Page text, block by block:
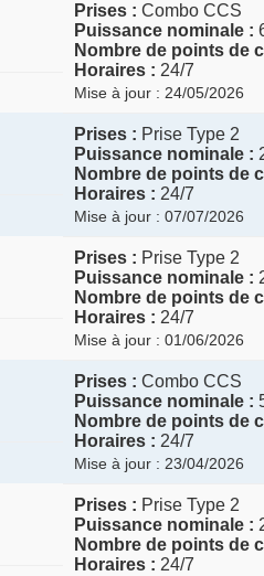
Prises : Combo CCS
Puissance nominale :
Nombre de points de
Horaires : 24/7
Mise à jour : 24/05/2026
Prises : Prise Type 2
Puissance nominale :
Nombre de points de
Horaires : 24/7
Mise à jour : 07/07/2026
Prises : Prise Type 2
Puissance nominale :
Nombre de points de
Horaires : 24/7
Mise à jour : 01/06/2026
Prises : Combo CCS
Puissance nominale :
Nombre de points de
Horaires : 24/7
Mise à jour : 23/04/2026
Prises : Prise Type 2
Puissance nominale :
Nombre de points de
Horaires : 24/7